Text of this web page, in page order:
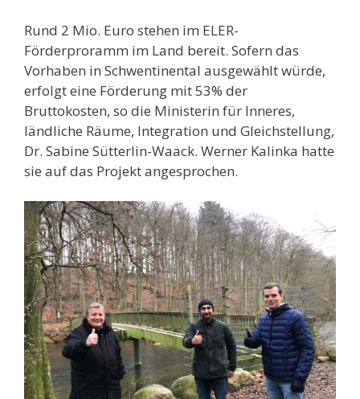
Rund 2 Mio. Euro stehen im ELER-
Förderproramm im Land bereit. Sofern das
Vorhaben in Schwentinental ausgewählt würde,
erfolgt eine Förderung mit 53% der
Bruttokosten, so die Ministerin für Inneres,
ländliche Räume, Integration und Gleichstellung,
Dr. Sabine Sütterlin-Waack. Werner Kalinka hatte
sie auf das Projekt angesprochen.